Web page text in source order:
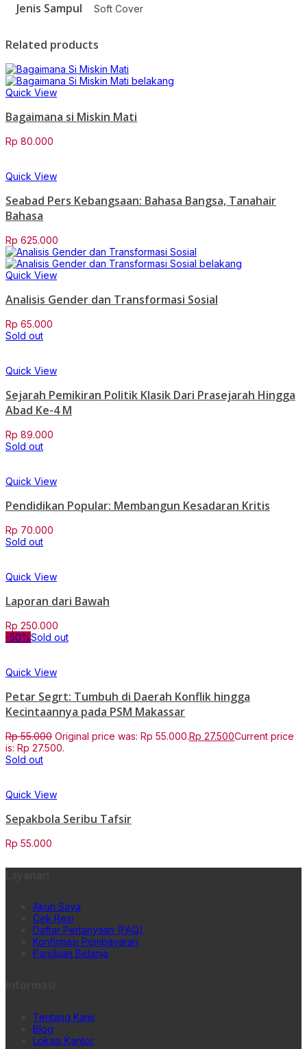
Jenis Sampul Soft Cover
Related products
Quick View
Bagaimana si Miskin Mati
Rp 80.000
Quick View
Seabad Pers Kebangsaan: Bahasa Bangsa, Tanahair
Bahasa
Rp 625.000
Quick View
Analisis Gender dan Transformasi Sosial
Rp 65.000
Sold out
Quick View
Sejarah Pemikiran Politik Klasik Dari Prasejarah Hingga
Abad Ke-4 M
Rp 89.000
Sold out
Quick View
Pendidikan Popular: Membangun Kesadaran Kritis
Rp 70.000
Sold out
Quick View
Laporan dari Bawah
Rp 250.000
-50%Sold out
Quick View
Petar Segrt: Tumbuh di Daerah Konflik hingga
Kecintaannya pada PSM Makassar
Rp55.000 Original price was: Rp 55.000.Rp 27.500Current price
is: Rp 27.500.
Sold out
Quick View
Sepakbola Seribu Tafsir
Rp 55.000
Akun Saya
Cek Resi
Daftar Pertanyaan (FAQ)
Konfirmasi Pembayaran
Panduan Belanja
Tentang Kami
Blog
Lokasi Kantor